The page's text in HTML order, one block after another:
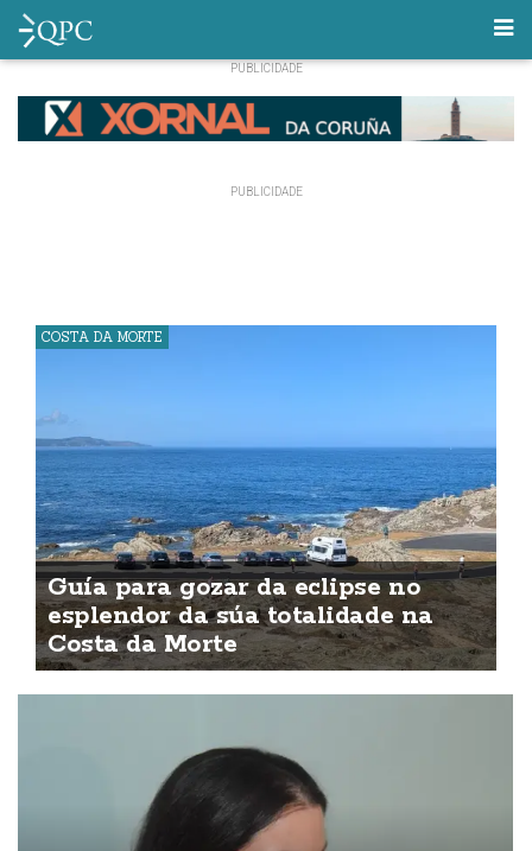
COSTA DA MORTE
Guía para gozar da eclipse no
esplendor da súa totalidade na
Costa da Morte